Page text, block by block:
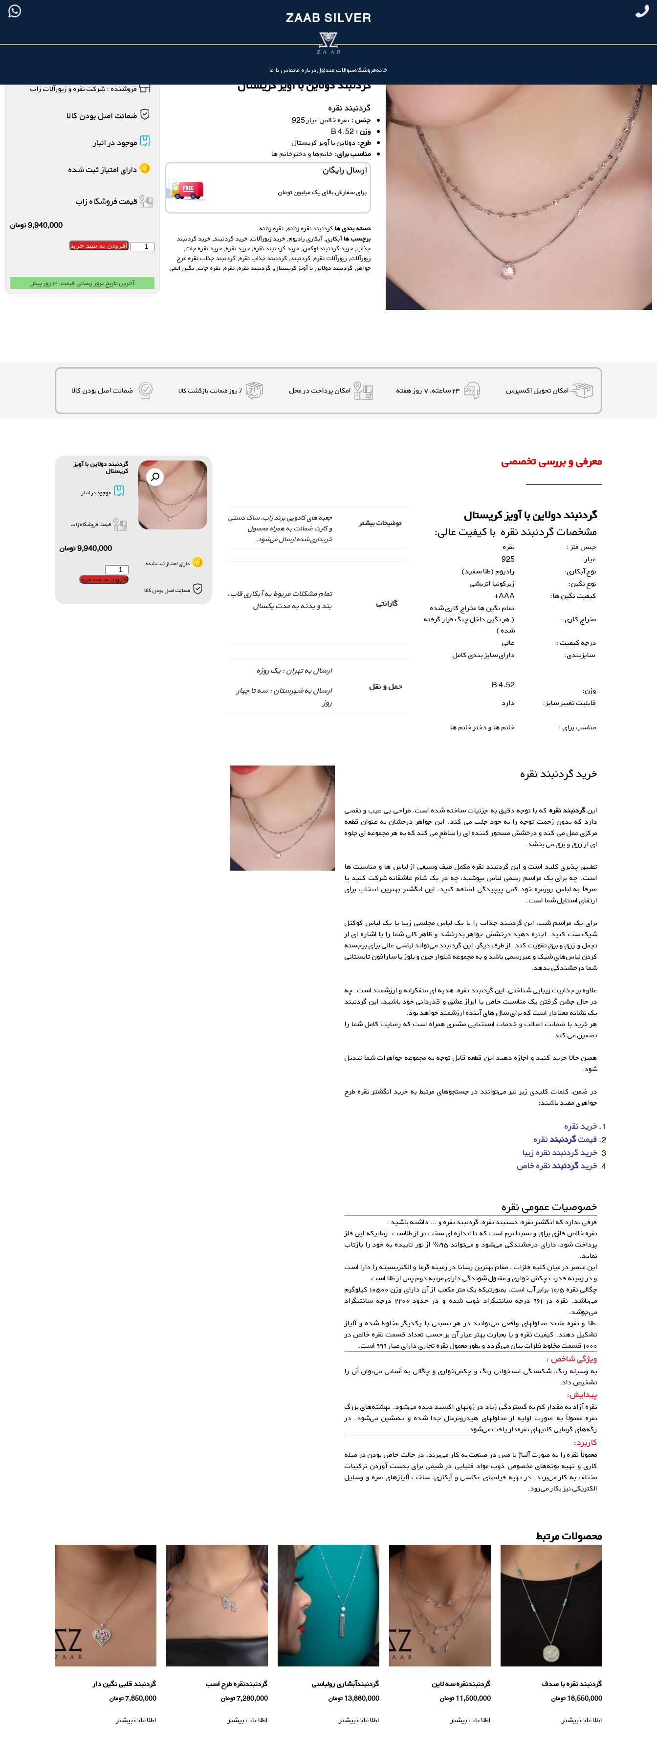
ZAAB SILVER
خانهفروشگاهسوالات متداولدرباره ماتماس با ما
خانه/
گردنبند دولاین با آویز کریستال
گردنبند نقره
جنس : نقره خالص عیار 925
وزن :
طرح: دولاین با آویز کریستال
مناسب برای: خانم‌ها و دخترخانم ها
ارسال رایگان
برای سفارش‌ بالای یک میلیون تومان
دسته بندی ها گردنبند نقره زنانه, نقره زنانه
برچسب هاآبکاری,آبکاری رادیوم, خرید زیورآلات, خرید گردنبند, خرید گردنبند
جذاب, خرید گردنبند لوکس, خرید گردنبند نقره, خرید نقره, خرید نقره جات,
زیورآلات, زیورآلات نقره, گردنبند, گردنبند جذاب نقره, گردنبند جذاب نقره طرح
جواهر, گردنبند دولاین با آویز کریستال, گردنبند نقره, نقره, نقره جات, نگین اتمی
فروشنده : شرکت نقره و زیورآلات زاب
ضمانت اصل بودن کالا
موجود در انبار
دارای امتیاز ثبت شده
قیمت فروشگاه زاب
9,940,000تومان
افزودن به سبد خرید
آخرین تاریخ بروز رسانی قیمت: ۳ روز پیش
امکان تحویل اکسپرس ۲۴ ساعته، ۷ روز هفته امکان پرداخت در محل 7 روز ضمانت بازگشت کالا ضمانت اصل بودن کالا
معرفی و بررسی تخصصی
گردنبند دولاین با آویز کریستال
مشخصاتگردنبند نقره با کیفیت عالی:
جنس فلز :
نقره
عیار:
925
نوع آبکاری:
رادیوم (طلا سفید)
نوع نگین:
زیرکونیا اتریشی
کیفیت نگین ها:
AAA+
مخراج کاری:
تمام نگین ها مخراج کاری شده
( هر نگین داخل چنگ قرار گرفته
شده )
درجه کیفیت :
عالی
سایزبندی:
دارای سایز بندی کامل
وزن:
4.52 B
قابلیت تغییر سایز:
دارد
مناسب برای : خانم ها و دختر خانم ها
توضیحات بیشتر
جعبه های کادویی برند زاب، ساک دستی
و کارت ضمانت به همراه محصول
خریداری شده ارسال می‌شود.
گارانتی
تمام مشکلات مربوط به آبکاری قاب،
بند و بدنه به مدت یکسال
حمل و نقل
ارسال به تهران : یک روزه
ارسال به شهرستان : سه تا چهار
روز
خرید گردنبند نقره
این گردنبند نقره که با توجه دقیق به جزئیات ساخته شده است، طراحی بی عیب و نقصی
دارد که بدون زحمت توجه را به خود جلب می کند. این جواهر درخشان به عنوان قطعه
مرکزی عمل می کند و درخشش مسحور کننده ای را ساطع می کند که به هر مجموعه ای جلوه
ای از زرق و برق می بخشد.
تطبیق پذیری کلید است و این گردنبند نقره مکمل طیف وسیعی از لباس ها و مناسبت ها
است. چه برای یک مراسم رسمی لباس بپوشید، چه در یک شام عاشقانه شرکت کنید یا
صرفاً به لباس روزمره خود کمی پیچیدگی اضافه کنید، این انگشتر بهترین انتخاب برای
ارتقای استایل شما است.
برای یک مراسم شب، این گردنبند جذاب را با یک لباس مجلسی زیبا یا یک لباس کوکتل
شیک ست کنید. اجازه دهید درخشش جواهر بدرخشد و ظاهر کلی شما را با اشاره ای از
تجمل و زرق و برق تقویت کند. از طرف دیگر، این گردنبند می‌تواند لباسی عالی برای برجسته
کردن لباس‌های شیک و غیررسمی باشد و به مجموعه شلوار جین و بلوز یا سارافون تابستانی
شما درخشندگی بدهد.
علاوه بر جذابیت زیبایی شناختی، این گردنبند نقره، هدیه ای متفکرانه و ارزشمند است. چه
در حال جشن گرفتن یک مناسبت خاص یا ابراز عشق و قدردانی خود باشید، این گردنبند
یک نشانه معنادار است که برای سال های آینده ارزشمند خواهد بود.
هر خرید با ضمانت اصالت و خدمات استثنایی مشتری همراه است که رضایت کامل شما را
تضمین می کند.
همین حالا خرید کنید و اجازه دهید این قطعه قابل توجه به مجموعه جواهرات شما تبدیل
شود.
در ضمن، کلمات کلیدی زیر نیز می‌توانند در جستجوهای مرتبط به خرید انگشتر نقره طرح
جواهری مفید باشند:
خرید نقره
قیمتگردنبندنقره
خرید گردنبند نقره زیبا
خریدگردنبندنقره خاص
خصوصیات عمومی نقره
فرقی ندارد که انگشتر نقره، دستبند نقره، گردنبند نقره و … داشته باشید :
نقره خالص فلزی براق و نسبتا نرم است که تا اندازه ای سخت تر از طلاست. زمانیکه این فلز
پرداخت شود، دارای درخشندگی می‌شود و می‌تواند ۹۵% از نور تابیده به خود را بازتاب
نماید.
این عنصر در میان کلیه فلزات ، مقام بهترین رسانا در زمینه گرما و الکتریسیته را دارا است
و در زمینه قدرت چکش خواری و مفتول شوندگی دارای مرتبه دوم پس از طلا است.
چگالی نقره ۱۰٫۵ برابر آب است، بصورتیکه یک متر مکعب از آن دارای وزن ۱۰۵۰۰ کیلوگرم
می‌باشد. نقره در ۹۶۱ درجه سانتیگراد ذوب شده و در حدود ۲۲۰۰ درجه سانتیگراد
می‌جوشد.
طلا و نقره مانند محلولهای واقعی می‌توانند در هر نسبتی با یکدیگر مخلوط شده و آلیاژ
تشکیل دهند. کیفیت نقره و یا بعبارت بهتر عیار آن بر حسب تعداد قسمت نقره خالص در
۱۰۰۰ قسمت مخلوط فلزات بیان می‌گردد و بطور معمول نقره تجاری دارای عیار ۹۹۹ است.
ویژگی شاخص :
به وسیله رنگ، شکستگی استخوانی رنگ و چکش‌خواری و چگالی به آسانی می‌توان آن را
تشخیص داد.
پیدایش:
نقره آزاد به مقدار کم به گستردگی زیاد در زونهای اکسید دیده می‌شود. نهشته‌های بزرگ
نقره معمولاً به صورت اولیه از محلولهای هیدروترمال جدا شده و ته‌‌نشین می‌شود. در
رگه‌های گرمایی کانیهای نقره‌دار یافت می‌شود.
کاربرد:
معمولاً نقره را به صورت آلیاژ با مس در صنعت به کار می‌برند. در حالت خاص بودن در میله
کاری و تهیه بوته‌های مخصوص ذوب مواد قلیایی در شیمی برای بدست آوردن ترکیبات
مختلف به کار می‌برند. در تهیه فیلمهای عکاسی و آبکاری، ساختآلیاژهای نقره و وسایل
الکتریکی نیز بکار می‌رود.
دارای امتیاز ثبت شده
ضمانت اصل بودن کالا
گردنبند دولاین با آویز
کریستال
موجود در انبار
قیمت فروشگاه زاب
9,940,000تومان
افزودن به سبد خرید
محصولات مرتبط
گردنبند نقره با صدف
18,550,000 تومان
اطلاعات بیشتر
گردنبندنقره سه لاین
11,500,000 تومان
اطلاعات بیشتر
گردنبندآبشاری رولباسی
13,880,000 تومان
اطلاعات بیشتر
گردنبندنقره طرح اسب
7,280,000تومان
اطلاعات بیشتر
گردنبند قلبی نگین دار
7,850,000تومان
اطلاعات بیشتر